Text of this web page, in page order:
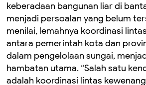
keberadaan bangunan liar di
menjadi persoalan yang belum
menilai, lemahnya koordinasi
antara pemerintah kota dan
dalam pengelolaan sungai,
hambatan utama. “Salah satu
adalah koordinasi lintas